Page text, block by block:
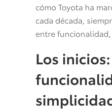
cómo Toyota ha
cada década,
entre
Los inicios: